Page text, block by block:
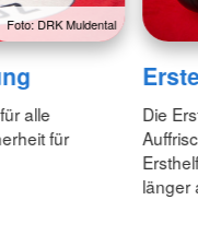
Foto: DRK Muldental
alle
für
Die
länger